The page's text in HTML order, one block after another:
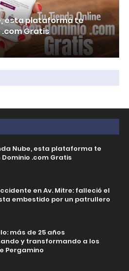
esta plataforma te
Gratis
Nube, esta plataforma te
.com Gratis
en Av. Mitre: falleció el
embestido por un patrullero
más de 25 años
y transformando a los
Pergamino